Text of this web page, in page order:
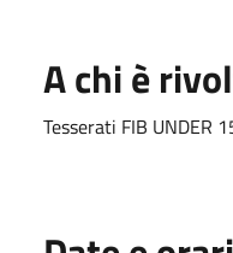
A chi è
Tesserati FIB UNDER